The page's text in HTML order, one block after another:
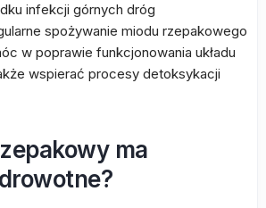
infekcji górnych dróg
spożywanie miodu rzepakowego
w poprawie funkcjonowania układu
wspierać procesy detoksykacji
ma